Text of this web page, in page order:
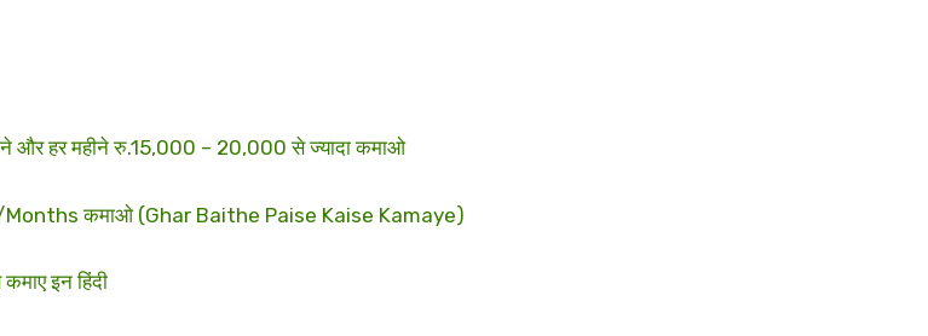
हर महीने रु.15,000 – 20,000 से ज्यादा कमाओ
Months कमाओ (Ghar Baithe Paise Kaise Kamaye)
इन हिंदी